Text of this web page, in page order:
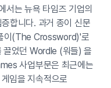
는 뉴욕 타임즈 기업의
합니다. 과거 종이 신문
이(The Crossword)'로
끌었던 Wordle (워들) 을
사업부문은 최근에는
임을 지속적으로